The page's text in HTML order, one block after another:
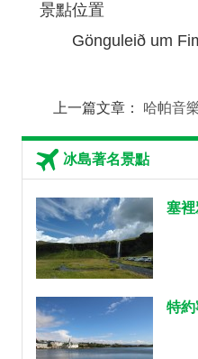
景點位置
Gönguleið um
上一篇文章： 哈帕音
冰島著名景點
塞
特約